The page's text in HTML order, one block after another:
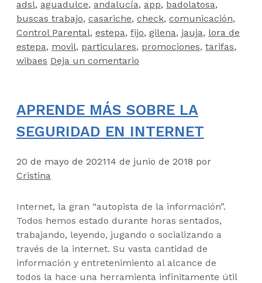
adsl, aguadulce, andalucía, app, badolatosa,
buscas trabajo, casariche, check, comunicación,
Control Parental, estepa, fijo, gilena, jauja, lora de
estepa, movil, particulares, promociones, tarifas,
wibaes Deja un comentario
APRENDE MÁS SOBRE LA
SEGURIDAD EN INTERNET
20 de mayo de 202114 de junio de 2018 por
Cristina
Internet, la gran “autopista de la información”.
Todos hemos estado durante horas sentados,
trabajando, leyendo, jugando o socializando a
través de la internet. Su vasta cantidad de
información y entretenimiento al alcance de
todos la hace una herramienta infinitamente útil